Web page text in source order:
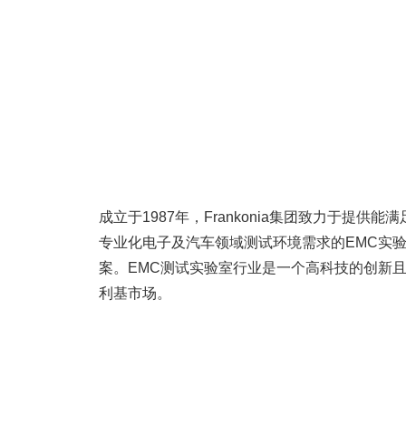
成立于1987年，Frankonia集团致力于提供能满
专业化电子及汽车领域测试环境需求的EMC实
案。EMC测试实验室行业是一个高科技的创新
利基市场。